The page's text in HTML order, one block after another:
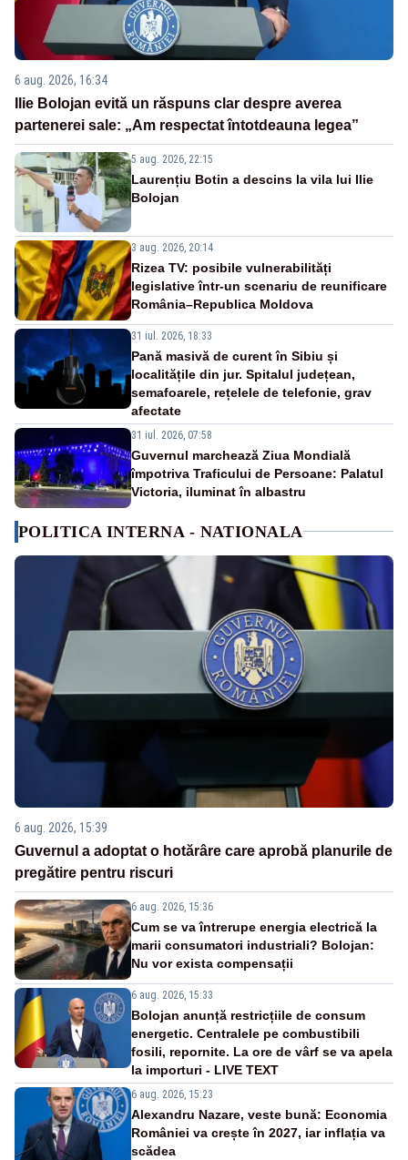
6 aug. 2026, 16:34
Ilie Bolojan evită un răspuns clar despre averea
partenerei sale: „Am respectat întotdeauna legea”
5 aug. 2026, 22:15
Laurențiu Botin a descins la vila lui Ilie
Bolojan
3 aug. 2026, 20:14
Rizea TV: posibile vulnerabilități
legislative într-un scenariu de reunificare
România–Republica Moldova
31 iul. 2026, 18:33
Pană masivă de curent în Sibiu și
localitățile din jur. Spitalul județean,
semafoarele, rețelele de telefonie, grav
afectate
31 iul. 2026, 07:58
Guvernul marchează Ziua Mondială
împotriva Traficului de Persoane: Palatul
Victoria, iluminat în albastru
POLITICA INTERNA - NATIONALA
6 aug. 2026, 15:39
Guvernul a adoptat o hotărâre care aprobă planurile de
pregătire pentru riscuri
6 aug. 2026, 15:36
Cum se va întrerupe energia electrică la
marii consumatori industriali? Bolojan:
Nu vor exista compensații
6 aug. 2026, 15:33
Bolojan anunță restricțiile de consum
energetic. Centralele pe combustibili
fosili, repornite. La ore de vârf se va apela
la importuri - LIVE TEXT
6 aug. 2026, 15:23
Alexandru Nazare, veste bună: Economia
României va crește în 2027, iar inflația va
scădea